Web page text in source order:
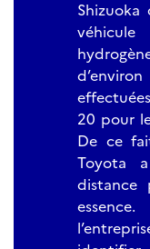
20 pour
De ce
Toyota
distance